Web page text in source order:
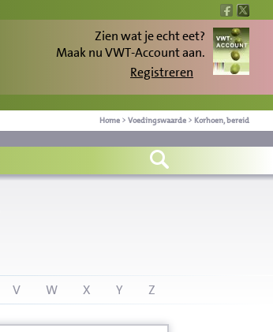
Zien wat je echt eet?
Maak nu VWT-Account aan.
Registreren
Home > Voedingswaarde > Korhoen, bereid
V W X Y Z